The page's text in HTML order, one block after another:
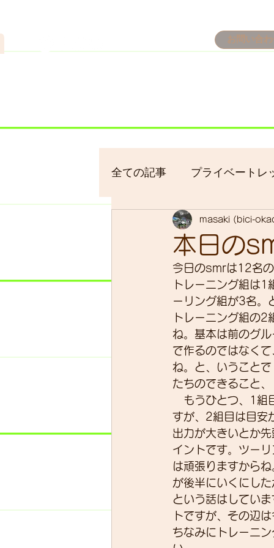
お問い合
全ての記事 プライベートレ
bici-okadaman シクロ
サイクリング バイクパ
スキルアップ 試乗車
グループライド ウェ
本日の
masaki (bici-
今日のsmrは12名
トレーニング組は
ーリング組が3名。
トレーニング組の
ね。基本は前のグ
で作るのではなく
ね。と、いうこと
たちのできること
もうひとつ、1組
すが、2組目は目安
出力が大きいとか
イントです。ツー
は頑張りますから
が後半にいくにし
という話はしてい
トですが、その辺
ちなみにトレーニ